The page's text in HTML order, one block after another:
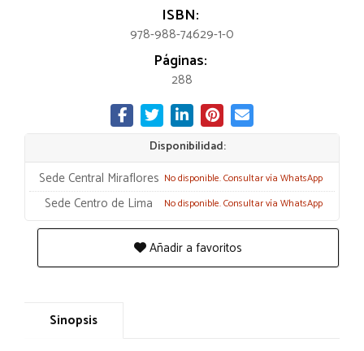
ISBN:
978-988-74629-1-0
Páginas:
288
Disponibilidad:
Sede Central Miraflores No disponible. Consultar vía WhatsApp
Sede Centro de Lima No disponible. Consultar vía WhatsApp
Añadir a favoritos
Sinopsis